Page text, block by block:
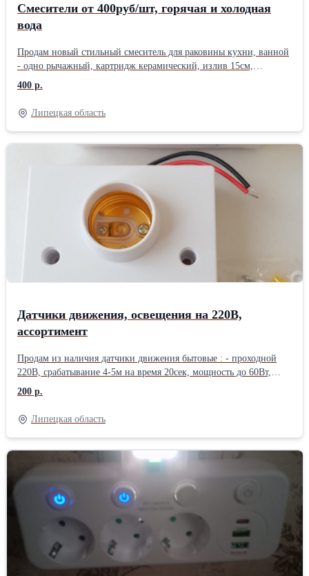
Смесители от 400руб/шт, горячая и холодная
вода
Продам новый стильный смеситель для раковины кухни, ванной
- одно рычажный, картридж керамический, излив 15см,
изготовлен из термопластика с антимикробным покрытием ,
горячая и холодная вода, без подводки. Легкое подключение .
Цена 400 руб. В наличии 8шт. Цветовая гамма - чёрный, белый.
Смеситель новый стальной хромированный поворотный
(поворот на 360 градусов) в полном комплекте с керамическим
картриджем и подводкой L=500мм по цене 900руб/шт.
Дополнительная информация по запросу
400 р.
Липецкая область
Датчики движения, освещения на 220В,
ассортимент
Продам из наличия датчики движения бытовые : - проходной
220В, срабатывание 4-5м на время 20сек, мощность до 60Вт,
количество 6шт по цене 200руб/шт; - с патроном Е27,
срабатывание 2-6м, время срабатывания (установка
освещённости для срабатывания на выбор на торце патрона),
время срабатывания на выбор 16сек-32сек-300сек, мощность до
60Вт, количество 6шт по цене 400руб/шт. - включатель/
выключатель уличного освещения автоматический защищенный
на 220В, 10А, до 2200Вт, под любые лампы, количество 6шт по
цене 400руб/шт. При покупке от 2- х штук любой позиции
скидка 10% Дополнительная информация по запросу.
200 р.
Липецкая область